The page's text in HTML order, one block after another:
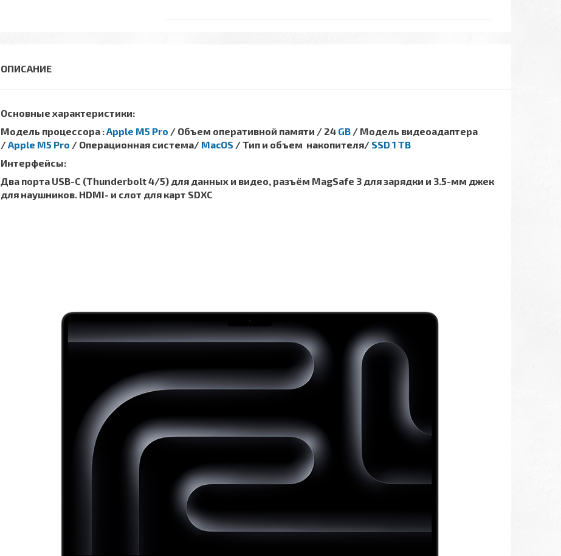
Основные характеристики:
Модель процессора :Apple M5 Pro / Объем оперативной памяти / 24 GB / Модель видеоадаптера
/Apple M5 Pro / Операционная система/ MacOS / Тип и объем накопителя/ SSD 1 TB
Интерфейсы:
Два порта USB-C (Thunderbolt 4/5) для данных и видео, разъём MagSafe 3 для зарядки и 3.5-мм джек
для наушников. HDMI- и слот для карт SDXC